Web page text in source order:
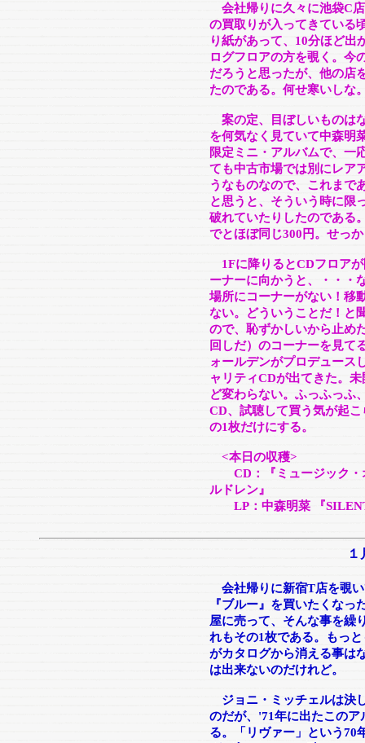
会社帰りに久々に池袋C
の買取りが入ってきている
り紙があって、10分ほど出
ログフロアの方を覗く。今
だろうと思ったが、他の店
たのである。何せ寒いしな
案の定、目ぼしいものは
を何気なく見ていて中森明
限定ミニ・アルバムで、一
ても中古市場では別にレア
うなものなので、これまで
と思うと、そういう時に限
破れていたりしたのである
でとほぼ同じ300円。せっ
1Fに降りるとCDフロア
ーナーに向かうと、・・・
場所にコーナーがない！移
ない。どういうことだ！と
ので、恥ずかしいから止め
回しだ）のコーナーを見て
ォールデンがプロデュース
ャリティCDが出てきた。
ど変わらない。ふっふっふ
CD、試聴して買う気が起
の1枚だけにする。
<本日の収穫>
CD：『ミュージック・
ルドレン』
LP：中森明菜 『
会社帰りに新宿T店を覗
『ブルー』を買いたくな
屋に売って、そんな事を繰
れもその1枚である。もっ
がカタログから消える事は
は出来ないのだけれど。
ジョニ・ミッチェルは決
のだが、'71年に出たこの
る。「リヴァー」という70